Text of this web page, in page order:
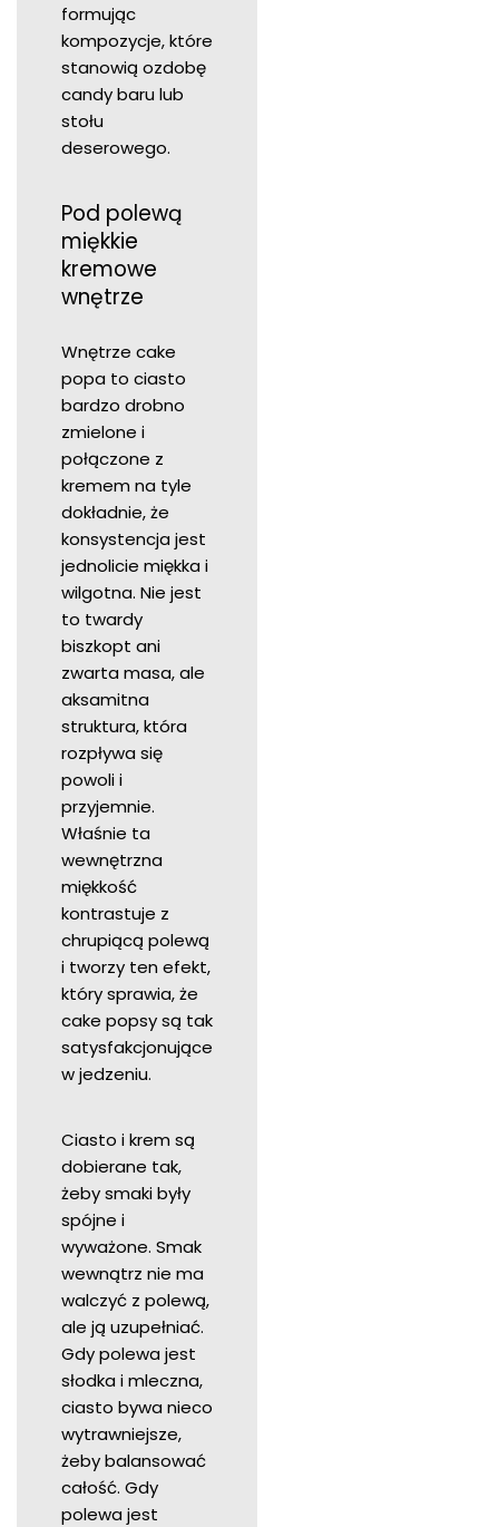
formując
kompozycje, które
stanowią ozdobę
candy baru lub
stołu
deserowego.
Pod polewą
miękkie
kremowe
wnętrze
Wnętrze cake
popa to ciasto
bardzo drobno
zmielone i
połączone z
kremem na tyle
dokładnie, że
konsystencja jest
jednolicie miękka i
wilgotna. Nie jest
to twardy
biszkopt ani
zwarta masa, ale
aksamitna
struktura, która
rozpływa się
powoli i
przyjemnie.
Właśnie ta
wewnętrzna
miękkość
kontrastuje z
chrupiącą polewą
i tworzy ten efekt,
który sprawia, że
cake popsy są tak
satysfakcjonujące
w jedzeniu.
Ciasto i krem są
dobierane tak,
żeby smaki były
spójne i
wyważone. Smak
wewnątrz nie ma
walczyć z polewą,
ale ją uzupełniać.
Gdy polewa jest
słodka i mleczna,
ciasto bywa nieco
wytrawniejsze,
żeby balansować
całość. Gdy
polewa jest